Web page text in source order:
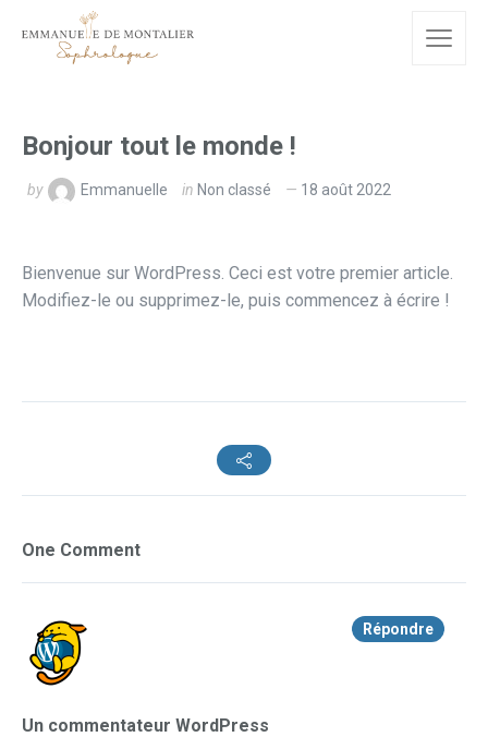
Bonjour tout le monde !
by Emmanuelle in Non classé 18 août 2022
Bienvenue sur WordPress. Ceci est votre premier article.
Modifiez-le ou supprimez-le, puis commencez à écrire !
One Comment
Un commentateur WordPress
Répondre